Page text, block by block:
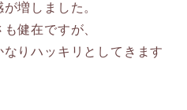
増しました。
健在ですが、
りハッキリとしてきます